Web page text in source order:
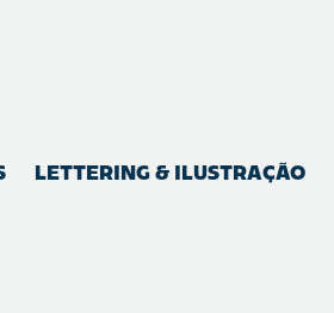
LETTERING & ILUSTRAÇÃO